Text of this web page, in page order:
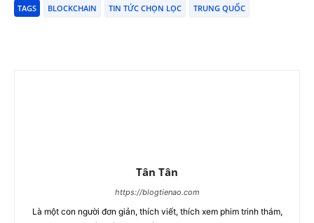
TAGS BLOCKCHAIN TIN TỨC CHỌN LỌC TRUNG QUỐC
Tân Tân
https://blogtienao.com
Là một con người đơn giản, thích viết, thích xem phim trinh thám,